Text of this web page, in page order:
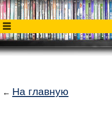
← На главную